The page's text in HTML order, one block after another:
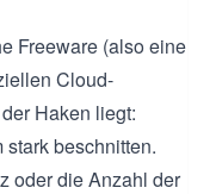
Freeware (also eine
Cloud-
Haken liegt:
beschnitten.
oder die Anzahl der